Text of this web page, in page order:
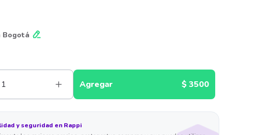
Bogotá
1 Agregar $ 3500
y seguridad en Rappi